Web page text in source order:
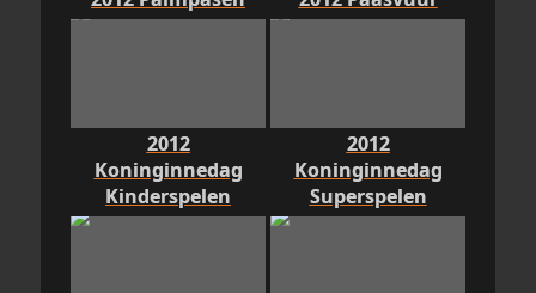
2012
Koninginnedag
Kinderspelen
2012
Koninginnedag
Superspelen